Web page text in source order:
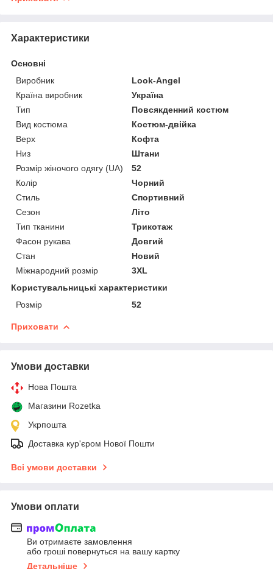
Характеристики
Основні
Виробник
Look-Angel
Країна виробник
Україна
Тип
Повсякденний костюм
Вид костюма
Костюм-двійка
Верх
Кофта
Низ
Штани
Розмір жіночого одягу (UA)
52
Колір
Чорний
Стиль
Спортивний
Сезон
Літо
Тип тканини
Трикотаж
Фасон рукава
Довгий
Стан
Новий
Міжнародний розмір
3XL
Користувальницькі характеристики
Розмір
52
Приховати
Умови доставки
Нова Пошта
Магазини Rozetka
Укрпошта
Доставка кур'єром Нової Пошти
Всі умови доставки
Умови оплати
Ви отримаєте замовлення
або гроші повернуться на вашу картку
Детальніше